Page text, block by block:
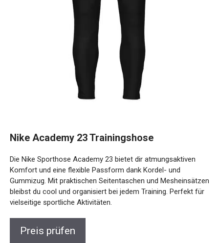
Nike Academy 23 Trainingshose
Die Nike Sporthose Academy 23 bietet dir atmungsaktiven
Komfort und eine flexible Passform dank Kordel- und
Gummizug. Mit praktischen Seitentaschen und
Mesheinsätzen bleibst du cool und organisiert bei jedem
Training. Perfekt für vielseitige sportliche Aktivitäten.
Preis prüfen